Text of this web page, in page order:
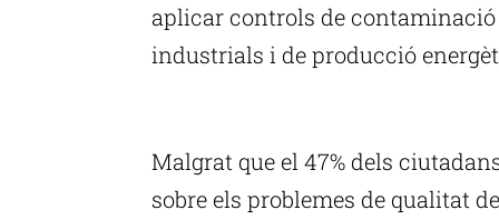
aplicar controls de
industrials i de producció
Malgrat que el 47% dels
sobre els problemes de qualitat